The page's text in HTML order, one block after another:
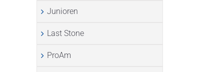
Junioren
Last Stone
ProAm